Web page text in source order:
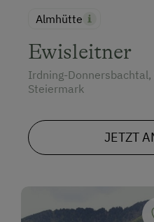
Almhütte
Ewisleitner
Irdning-
Steiermark
JETZT